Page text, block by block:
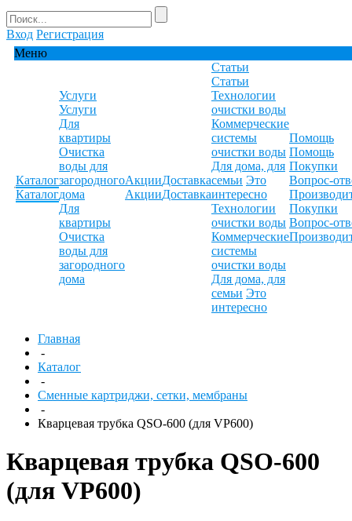
Вход Регистрация
Меню
Каталог
Каталог
Услуги
Услуги
Для
квартиры
Очистка
воды для
загородного
дома
Для
квартиры
Очистка
воды для
загородного
дома
Акции
Акции
Доставка
Доставка
Статьи
Статьи
Технологии
очистки воды
Коммерческие
системы
очистки воды
Для дома, для
семьи Это
интересно
Технологии
очистки воды
Коммерческие
системы
очистки воды
Для дома, для
семьи Это
интересно
Помощь
Помощь
Покупки
Вопрос-
Покупки
Вопрос-
Главная
-
Каталог
-
Сменные картриджи, сетки, мембраны
-
Кварцевая трубка QSO-600 (для VP600)
Кварцевая трубка QSO-600
(для VP600)